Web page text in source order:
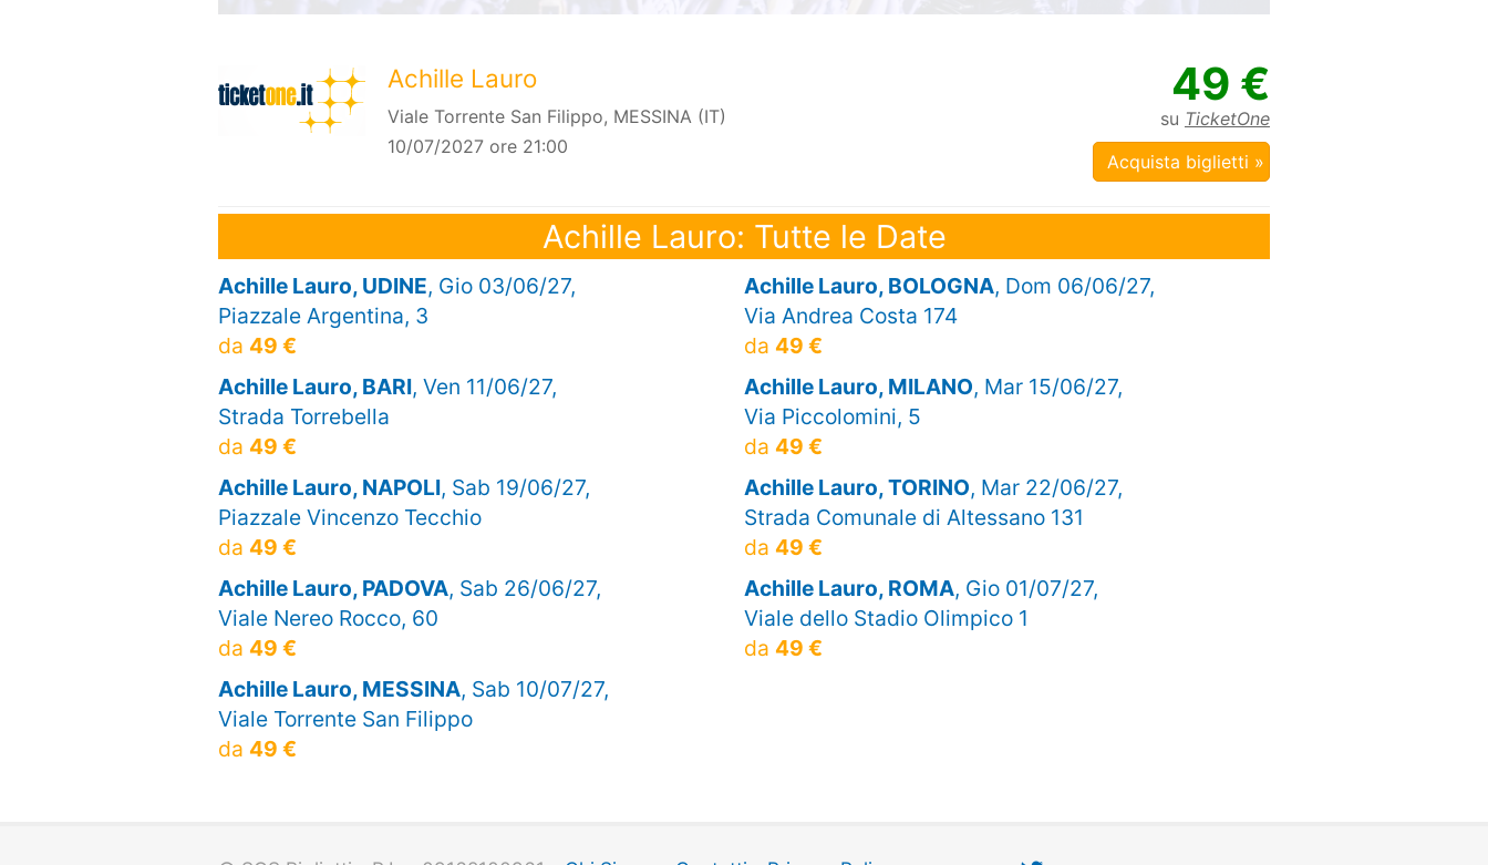
Achille Lauro
Viale Torrente San Filippo, MESSINA (IT)
10/07/2027 ore 21:00
49 €
su TicketOne
Acquista biglietti »
Achille Lauro: Tutte le Date
Achille Lauro, UDINE, Gio 03/06/27,
Piazzale Argentina, 3
da 49 €
Achille Lauro, BOLOGNA, Dom 06/06/27,
Via Andrea Costa 174
da 49 €
Achille Lauro, BARI, Ven 11/06/27,
Strada Torrebella
da 49 €
Achille Lauro, MILANO, Mar 15/06/27,
Via Piccolomini, 5
da 49 €
Achille Lauro, NAPOLI, Sab 19/06/27,
Piazzale Vincenzo Tecchio
da 49 €
Achille Lauro, TORINO, Mar 22/06/27,
Strada Comunale di Altessano 131
da 49 €
Achille Lauro, PADOVA, Sab 26/06/27,
Viale Nereo Rocco, 60
da 49 €
Achille Lauro, ROMA, Gio 01/07/27,
Viale dello Stadio Olimpico 1
da 49 €
Achille Lauro, MESSINA, Sab 10/07/27,
Viale Torrente San Filippo
da 49 €